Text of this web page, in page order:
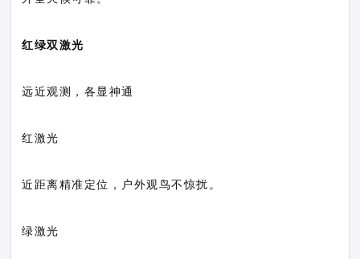
红绿双激光
远近观测，各显神通
红激光
近距离精准定位，户外观鸟不惊扰。
绿激光